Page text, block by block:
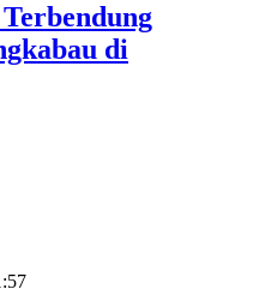
di